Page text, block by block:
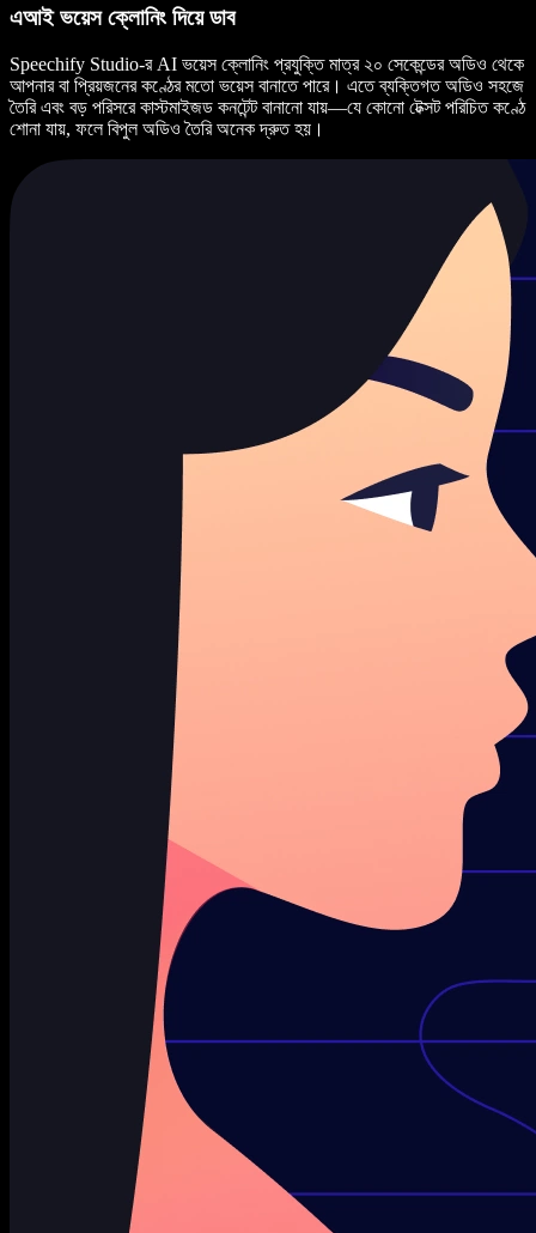
এআই ভয়েস ক্লোনিং দিয়ে ডাব
Speechify Studio-র AI ভয়েস ক্লোনিং প্রযুক্তি মাত্র ২০ সেকেন্ডের অডিও থেকে
আপনার বা প্রিয়জনের কণ্ঠের মতো ভয়েস বানাতে পারে। এতে ব্যক্তিগত অডিও সহজে
তৈরি এবং বড় পরিসরে কাস্টমাইজড কনটেন্ট বানানো যায়—যে কোনো টেক্সট পরিচিত কণ্ঠে
শোনা যায়, ফলে বিপুল অডিও তৈরি অনেক দ্রুত হয়।